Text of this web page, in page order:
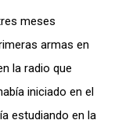
meses
armas en
la radio que
iniciado en el
estudiando en la